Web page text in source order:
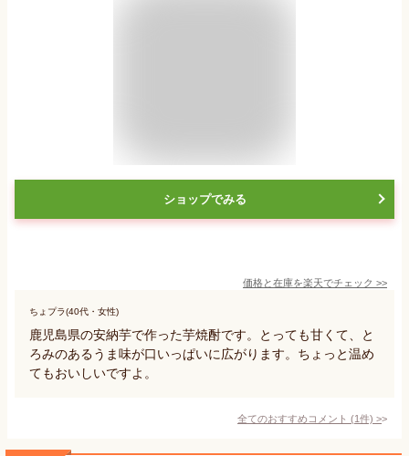
ショップでみる
価格と在庫を楽天でチェック >>
ちょプラ(40代・女性)
鹿児島県の安納芋で作った芋焼酎です。とっても甘くて、と
ろみのあるうま味が口いっぱいに広がります。ちょっと温め
てもおいしいですよ。
全てのおすすめコメント (1件) >